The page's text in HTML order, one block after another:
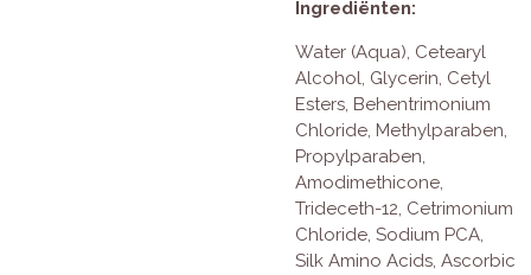
Ingrediënten:
Water (Aqua), Cetearyl
Alcohol, Glycerin, Cetyl
Esters, Behentrimonium
Chloride, Methylparaben,
Propylparaben,
Amodimethicone,
Trideceth-12, Cetrimonium
Chloride, Sodium PCA,
Silk Amino Acids, Ascorbic